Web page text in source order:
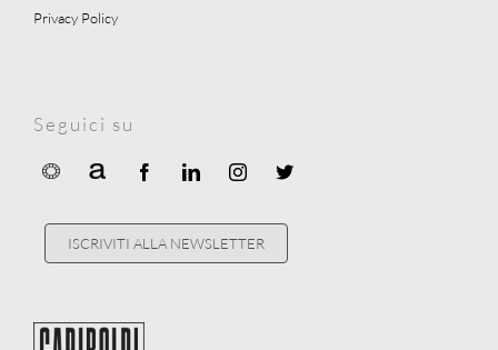
Privacy Policy
Seguici su
ISCRIVITI ALLA NEWSLETTER